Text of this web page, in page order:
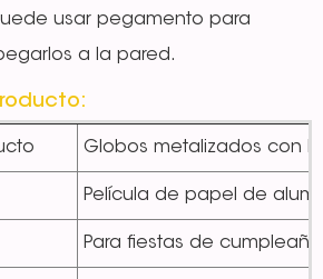
usar pegamento para
a la pared.
Globos metalizados con
Película de papel de
Para fiestas de